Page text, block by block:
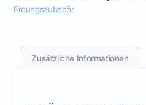
Erdungszubehör
Zusätzliche Informationen